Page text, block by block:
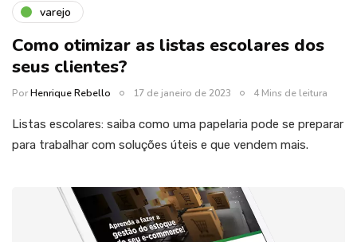
varejo
Como otimizar as listas escolares dos
seus clientes?
PorHenrique Rebello 17 de janeiro de 2023 4 Mins de leitura
Listas escolares: saiba como uma papelaria pode se preparar
para trabalhar com soluções úteis e que vendem mais.